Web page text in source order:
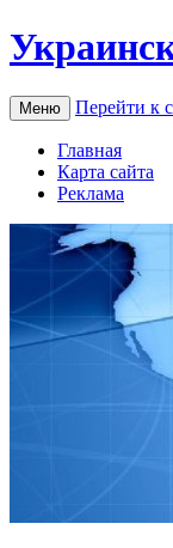
Меню Перейти к
Главная
Карта сайта
Реклама